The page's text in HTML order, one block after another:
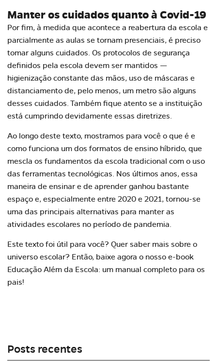
Manter os cuidados quanto à Covid-19
Por fim, à medida que acontece a reabertura da escola e
parcialmente as aulas se tornam presenciais, é preciso
tomar alguns cuidados. Os protocolos de segurança
definidos pela escola devem ser mantidos —
higienização constante das mãos, uso de máscaras e
distanciamento de, pelo menos, um metro são alguns
desses cuidados. Também fique atento se a instituição
está cumprindo devidamente essas diretrizes.
Ao longo deste texto, mostramos para você o que é e
como funciona um dos formatos de ensino híbrido, que
mescla os fundamentos da escola tradicional com o uso
das ferramentas tecnológicas. Nos últimos anos, essa
maneira de ensinar e de aprender ganhou bastante
espaço e, especialmente entre 2020 e 2021, tornou-se
uma das principais alternativas para manter as
atividades escolares no período de pandemia.
Este texto foi útil para você? Quer saber mais sobre o
universo escolar? Então, baixe agora o nosso e-book
Educação Além da Escola: um manual completo para os
pais!
Posts recentes